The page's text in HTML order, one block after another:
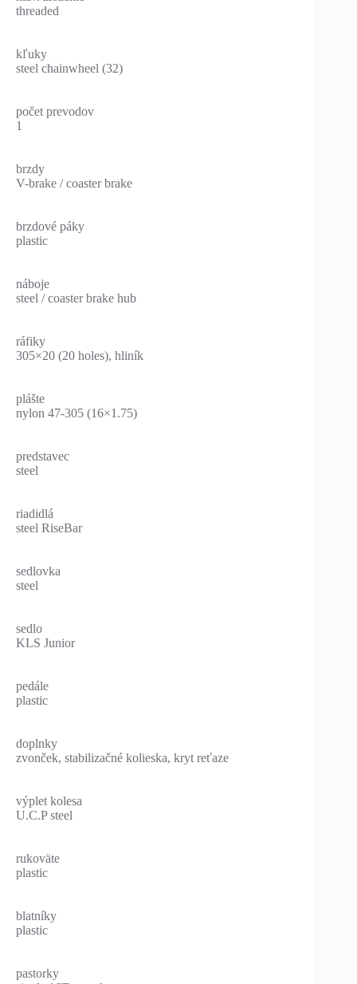
threaded
kľuky
steel chainwheel (32)
počet prevodov
1
brzdy
V-brake / coaster brake
brzdové páky
plastic
náboje
steel / coaster brake hub
ráfiky
305×20 (20 holes), hliník
plášte
nylon 47-305 (16×1.75)
predstavec
steel
riadidlá
steel RiseBar
sedlovka
steel
sedlo
KLS Junior
pedále
plastic
doplnky
zvonček, stabilizačné kolieska, kryt reťaze
výplet kolesa
U.C.P steel
rukoväte
plastic
blatníky
plastic
pastorky